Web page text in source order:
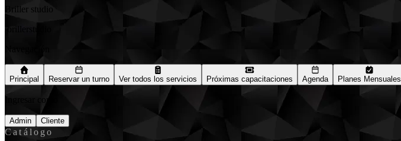
Briller studio
Principal Reservar un turno Ver todos los servicios Próximas capacitaciones Agenda Planes Mensuales
Ingresar como
Admin Cliente
Catálogo